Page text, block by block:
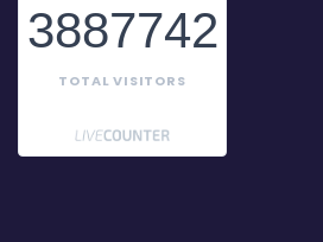
3887742
TOTAL VISITORS